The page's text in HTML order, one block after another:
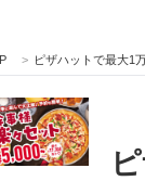
ビジネスと働き方のヒン
> ピザハットで最大1